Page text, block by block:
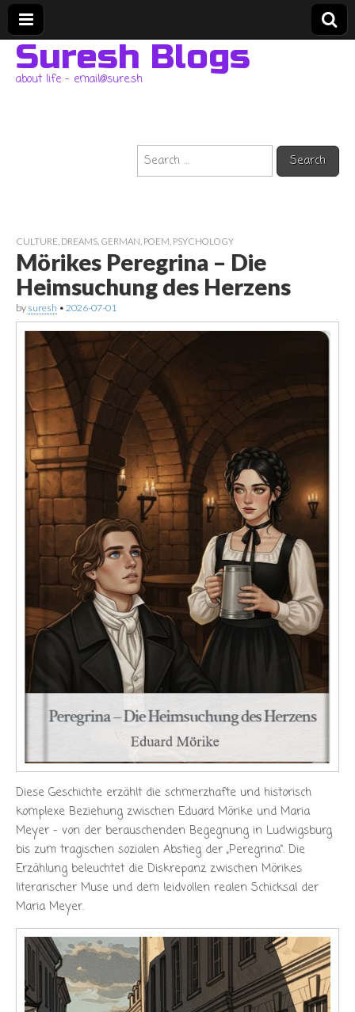
Suresh Blogs
about life – email@sure.sh
Search
for:
CULTURE DREAMS GERMAN POEM PSYCHOLOGY
Mörikes Peregrina – Die
Heimsuchung des Herzens
by suresh • 2026-07-01
Diese Geschichte erzählt die schmerzhafte und historisch
komplexe Beziehung zwischen Eduard Mörike und Maria
Meyer – von der berauschenden Begegnung in Ludwigsburg
bis zum tragischen sozialen Abstieg der „Peregrina“. Die
Erzählung beleuchtet die Diskrepanz zwischen Mörikes
literarischer Muse und dem leidvollen realen Schicksal der
Maria Meyer.